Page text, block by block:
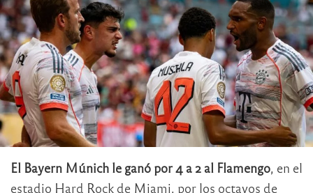
El Bayern Múnich le ganó por 4 a 2 al Flamengo, en el
estadio Hard Rock de Miami, por los octavos de